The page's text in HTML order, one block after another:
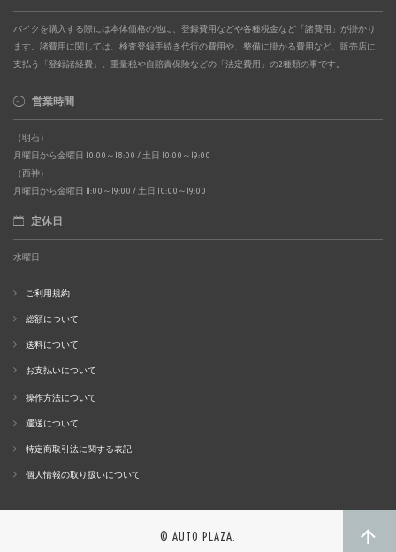
バイクを購入する際には本体価格の他に、登録費用などや各種税金など「諸費用」が掛かり
ます。諸費用に関しては、検査登録手続き代行の費用や、整備に掛かる費用など、販売店に
支払う「登録諸経費」。重量税や自賠責保険などの「法定費用」の2種類の事です。
営業時間
（明石）
月曜日から金曜日 10:00～18:00 / 土日 10:00～19:00
（西神）
月曜日から金曜日 11:00～19:00 / 土日 10:00～19:00
定休日
水曜日
ご利用規約
総額について
送料について
お支払いについて
操作方法について
運送について
特定商取引法に関する表記
個人情報の取り扱いについて
© AUTO PLAZA.